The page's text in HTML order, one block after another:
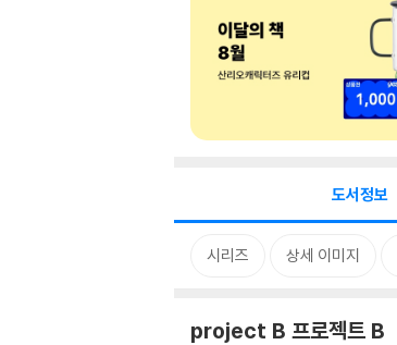
도서정보
시리즈 상세 이미지
project B 프로젝트 B